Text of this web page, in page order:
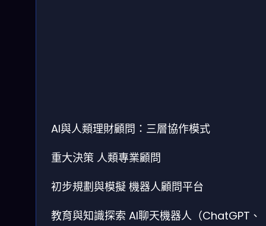
AI與人類理財顧問：三層協作模式
重大決策 人類專業顧問
初步規劃與模擬 機器人顧問平台
教育與知識探索 AI聊天機器人（ChatGPT、